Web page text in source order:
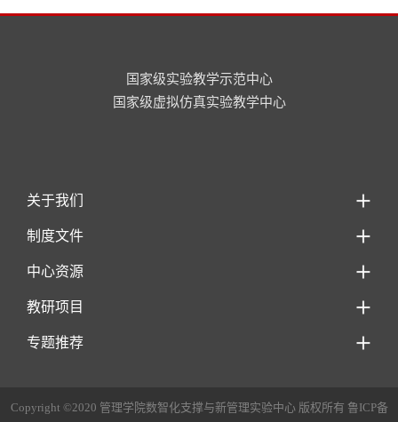
国家级实验教学示范中心
国家级虚拟仿真实验教学中心
关于我们
制度文件
中心资源
教研项目
专题推荐
Copyright ©2020 管理学院数智化支撑与新管理实验中心 版权所有 鲁ICP备